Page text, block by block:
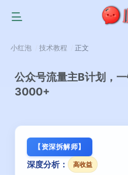
小红泡 技术教程 正文
公众号流量主B计划，
3000+
【资深拆解师】
深度分析： 高收益